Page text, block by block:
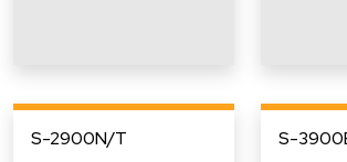
S-2900N/T S-